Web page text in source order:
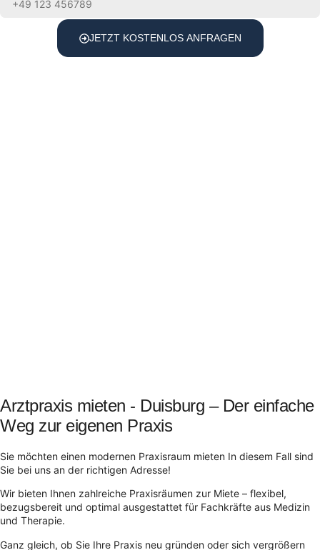
JETZT KOSTENLOS ANFRAGEN
Arztpraxis mieten - Duisburg – Der einfache
Weg zur eigenen Praxis
Sie möchten einen modernen Praxisraum mieten In diesem Fall sind
Sie bei uns an der richtigen Adresse!
Wir bieten Ihnen zahlreiche Praxisräumen zur Miete – flexibel,
bezugsbereit und optimal ausgestattet für Fachkräfte aus Medizin
und Therapie.
Ganz gleich, ob Sie Ihre Praxis neu gründen oder sich vergrößern